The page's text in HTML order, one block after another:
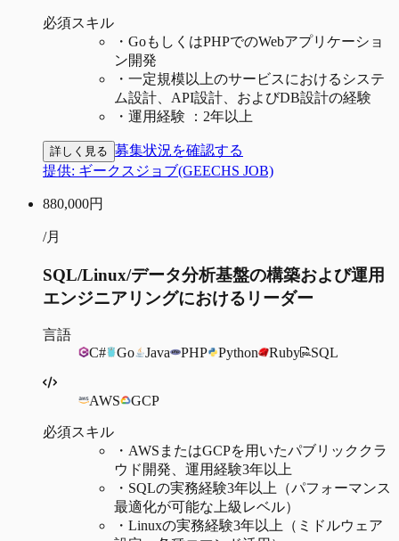
必須スキル
・ GoもしくはPHPでのWebアプリケーショ
ン開発
・ 一定規模以上のサービスにおけるシステ
ム設計、API設計、およびDB設計の経験
・ 運用経験 ：2年以上
詳しく見る 募集状況を確認する
提供: ギークスジョブ(GEECHS JOB)
880,000円
/月
SQL/Linux/データ分析基盤の構築および運用
エンジニアリングにおけるリーダー
言語
C#
Go Java PHP Python Ruby SQL
AWS GCP
必須スキル
・ AWSまたはGCPを用いたパブリッククラ
ウド開発、運用経験3年以上
・ SQLの実務経験3年以上（パフォーマンス
最適化が可能な上級レベル）
・ Linuxの実務経験3年以上（ミドルウェア